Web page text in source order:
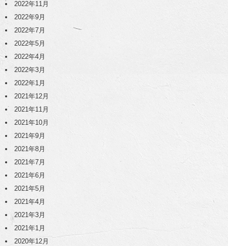
2022年11月
2022年9月
2022年7月
2022年5月
2022年4月
2022年3月
2022年1月
2021年12月
2021年11月
2021年10月
2021年9月
2021年8月
2021年7月
2021年6月
2021年5月
2021年4月
2021年3月
2021年1月
2020年12月